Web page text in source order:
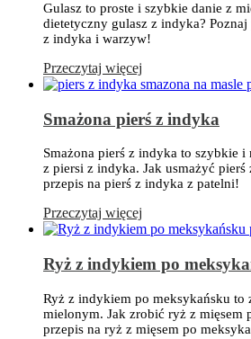
Gulasz to proste i szybkie danie z
dietetyczny gulasz z indyka?
z indyka i warzyw!
Przeczytaj więcej
Smażona pierś z indyka
Smażona pierś z indyka to szybkie i
z piersi z indyka. Jak usmażyć
przepis na pierś z indyka z patelni!
Przeczytaj więcej
Ryż z indykiem po
Ryż z indykiem po meksykańsku to
mielonym. Jak zrobić ryż z mięsem
przepis na ryż z mięsem po